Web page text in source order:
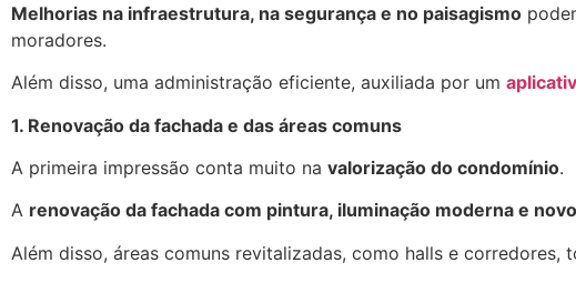
Melhorias na infraestrutura, na segurança e no paisagismo
moradores.
Além disso, uma administração eficiente, auxiliada por um
1. Renovação da fachada e das áreas comuns
A primeira impressão conta muito na valorização do condomínio.
A renovação da fachada com pintura, iluminação moderna e
Além disso, áreas comuns revitalizadas, como halls e corredores,